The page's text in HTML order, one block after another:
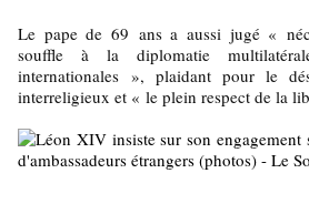
Le pape de 69 ans a aussi jugé «
souffle à la diplomatie
internationales », plaidant pour le
interreligieux et « le plein respect de la